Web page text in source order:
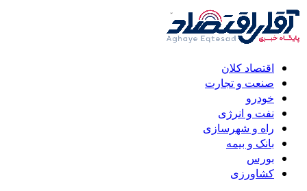
اقتصاد کلان
صنعت و تجارت
خودرو
نفت و انرژی
راه و شهرسازی
بانک و بیمه
بورس
کشاورزی